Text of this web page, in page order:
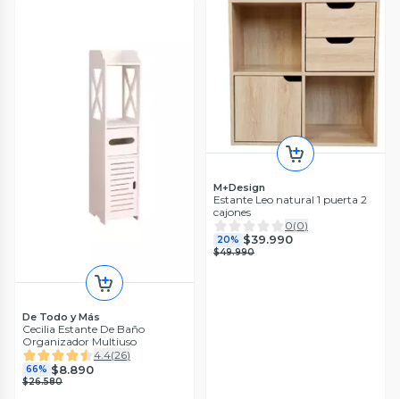
De Todo y Más
Cecilia Estante De Baño
Organizador Multiuso
4.4(26)
66% $8.890
$26.580
M+Design
Estante Leo natural 1 puerta 2
cajones
0(0)
20% $39.990
$49.990